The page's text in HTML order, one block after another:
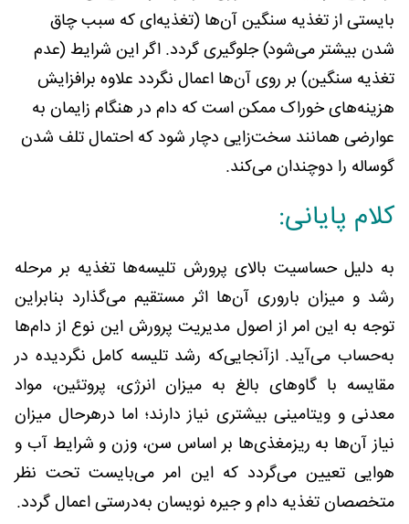
بایستی از تغذیه سنگین آن‌ها (تغذیه‌ای که سبب چاق
شدن بیشتر می‌شود) جلوگیری گردد. اگر این شرایط (عدم
تغذیه سنگین) بر روی آن‌ها اعمال نگردد علاوه برافزایش
هزینه‌های خوراک ممکن است که دام در هنگام زایمان به
عوارضی همانند سخت‌زایی دچار شود که احتمال تلف شدن
گوساله را دوچندان می‌کند.
کلام پایانی:
به دلیل حساسیت بالای پرورش تلیسه‌ها تغذیه بر مرحله
رشد و میزان باروری آن‌ها اثر مستقیم می‌گذارد بنابراین
توجه به این امر از اصول مدیریت پرورش این نوع از دام‌ها
به‌حساب می‌آید. ازآنجایی‌که رشد تلیسه کامل نگردیده در
مقایسه با گاوهای بالغ به میزان انرژی، پروتئین، مواد
معدنی و ویتامینی بیشتری نیاز دارند؛ اما درهرحال میزان
نیاز آن‌ها به ریزمغذی‌ها بر اساس سن، وزن و شرایط آب و
هوایی تعیین می‌گردد که این امر می‌بایست تحت نظر
متخصصان تغذیه دام و جیره نویسان به‌درستی اعمال گردد.